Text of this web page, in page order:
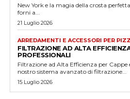
New York e la magia della crosta
forni a...
21 Luglio 2026
ARREDAMENTI E ACCESSORI PER
FILTRAZIONE AD ALTA
PROFESSIONALI
Filtrazione ad Alta Efficienza per Cappe
nostro sistema avanzato di filtrazione...
15 Luglio 2026